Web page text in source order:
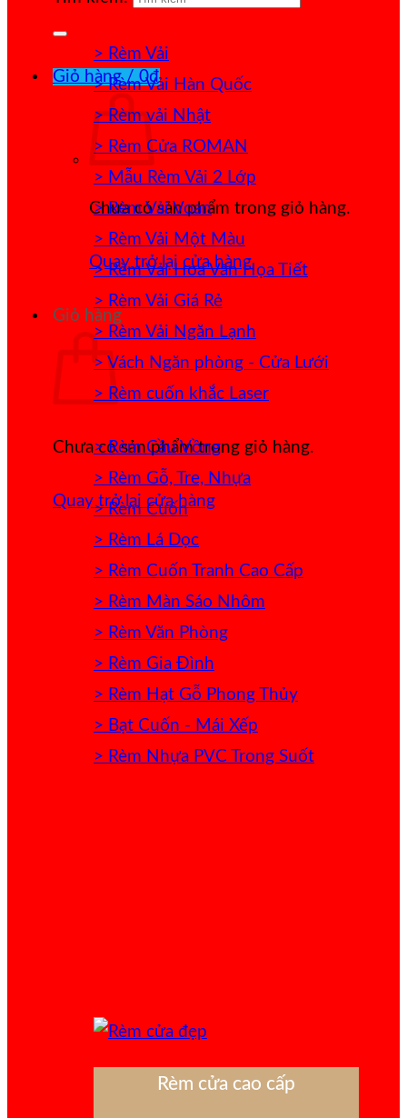
Giỏ hàng /0₫
Chưa có sản phẩm trong giỏ hàng.
Quay trở lại cửa hàng
Giỏ hàng
Chưa có sản phẩm trong giỏ hàng.
Quay trở lại cửa hàng
> Rèm Vải
> Rèm Vải Hàn Quốc
> Rèm vải Nhật
> Rèm Cửa ROMAN
> Mẫu Rèm Vải 2 Lớp
> Rèm Vải Voan
> Rèm Vải Một Màu
> Rèm Vải Hoa Văn Họa Tiết
> Rèm Vải Giá Rẻ
> Rèm Vải Ngăn Lạnh
> Vách Ngăn phòng - Cửa Lưới
> Rèm cuốn khắc Laser
> Rèm Cầu Vồng
> Rèm Gỗ, Tre, Nhựa
> Rèm Cuốn
> Rèm Lá Dọc
> Rèm Cuốn Tranh Cao Cấp
> Rèm Màn Sáo Nhôm
> Rèm Văn Phòng
> Rèm Gia Đình
> Rèm Hạt Gỗ Phong Thủy
> Bạt Cuốn - Mái Xếp
> Rèm Nhựa PVC Trong Suốt
Rèm cửa cao cấp